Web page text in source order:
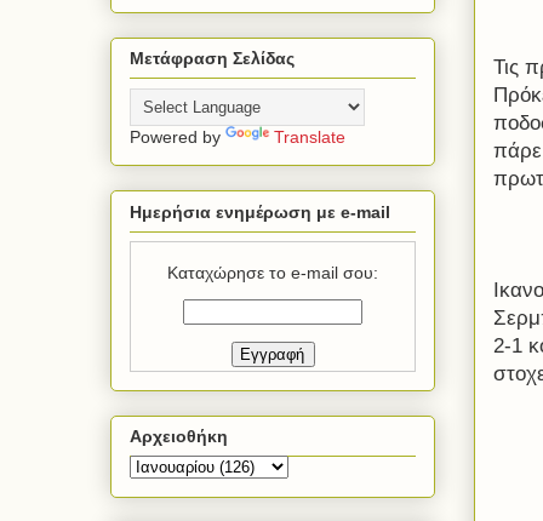
Τις
2-1
Μετάφραση Σελίδας
Powered by Translate
Ημερήσια ενημέρωση με e-mail
Καταχώρησε το e-mail σου:
Αρχειοθήκη